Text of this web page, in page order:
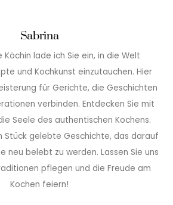
Sabrina
Köchin lade ich Sie ein, in die Welt
und Kochkunst einzutauchen. Hier
für Gerichte, die Geschichten
verbinden. Entdecken Sie mit
Seele des authentischen Kochens.
Stück gelebte Geschichte, das darauf
neu belebt zu werden. Lassen Sie uns
pflegen und die Freude am
Kochen feiern!